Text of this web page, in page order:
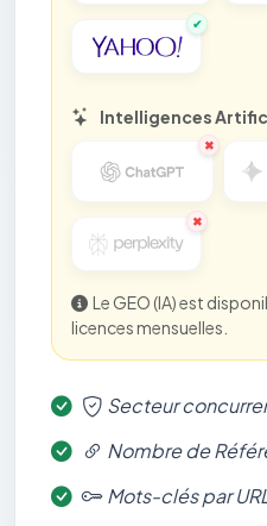
✔︎
Intelligences
✖︎
✖︎
Le GEO (IA) est
licences mensuelles.
Secteur
Nombre de
Mots-clés par